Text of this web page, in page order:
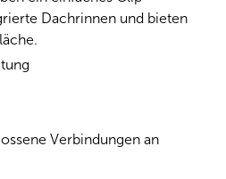
Dachrinnen und bieten
Verbindungen an